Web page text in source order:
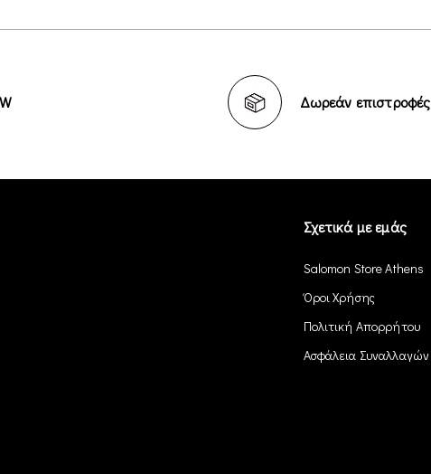
Δωρεάν επιστροφές
Σχετικά με εμάς
Salomon Store Athens
Όροι Χρήσης
Πολιτική Απορρήτου
Ασφάλεια Συναλλαγών